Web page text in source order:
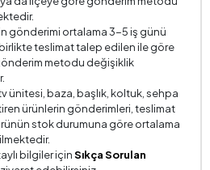
gönderimi ortalama 3-5 iş günü
teslimat talep edilen ile göre
metodu değişiklik
ünitesi, baza, başlık, koltuk, sehpa
ürünlerin gönderimleri, teslimat
stok durumuna göre ortalama
bilgiler içinSıkça Sorulan